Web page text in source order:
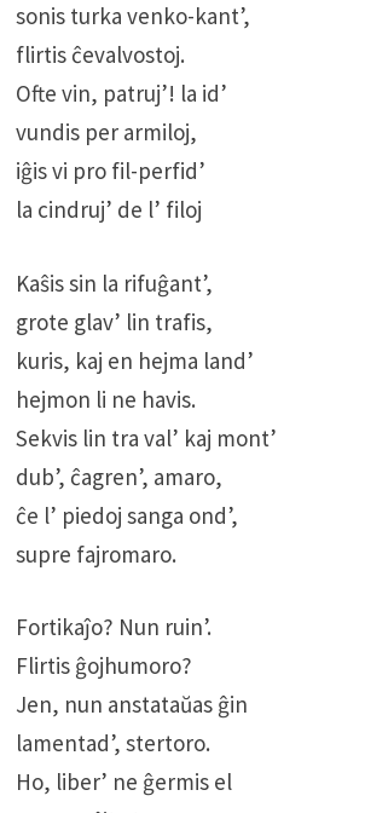
sonis turka venko-kant’,
flirtis ĉevalvostoj.
Ofte vin, patruj’! la id’
vundis per armiloj,
iĝis vi pro fil-perfid’
la cindruj’ de l’ filoj
Kaŝis sin la rifuĝant’,
grote glav’ lin trafis,
kuris, kaj en hejma land’
hejmon li ne havis.
Sekvis lin tra val’ kaj mont’
dub’, ĉagren’, amaro,
ĉe l’ piedoj sanga ond’,
supre fajromaro.
Fortikaĵo? Nun ruin’.
Flirtis ĝojhumoro?
Jen, nun anstataŭas ĝin
lamentad’, stertoro.
Ho, liber’ ne ĝermis el